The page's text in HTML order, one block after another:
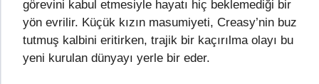
görevini kabul etmesiyle hayatı hiç beklemediği bir
yön evrilir. Küçük kızın masumiyeti, Creasy’nin buz
tutmuş kalbini eritirken, trajik bir kaçırılma olayı bu
yeni kurulan dünyayı yerle bir eder.